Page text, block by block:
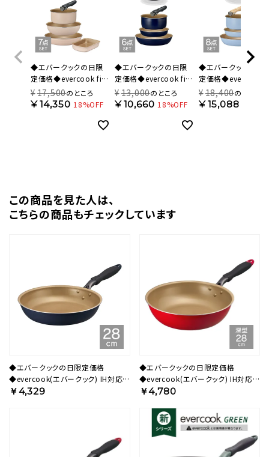
◆エバークックの日限
定価格◆evercook fit
(エバークック フィット)
着脱式 フライパン 7点
日保証 EFIST7IV【HO】
¥17,500のところ
¥14,350 18%OFF
◆エバークックの日限
定価格◆evercook fit
(エバークック フィット)
ガス火専用 着脱式 フラ
¥13,000のところ
¥10,660 18%OFF
◆エバークックの日
定価格◆evercook
(エバークック フィッ
【限定色】 IH対応 着
¥18,400のところ
¥15,088
この商品を⾒た⼈は、
こちらの商品もチェックしています
◆エバークックの日限定価格
◆evercook(エバークック) IH対応
フライパン 28cm ネイビー 500日保
￥4,329
◆エバークックの日限定価格
◆evercook(エバークック) IH対応
フライパン 28cm 深型 レッド 500日
￥4,780